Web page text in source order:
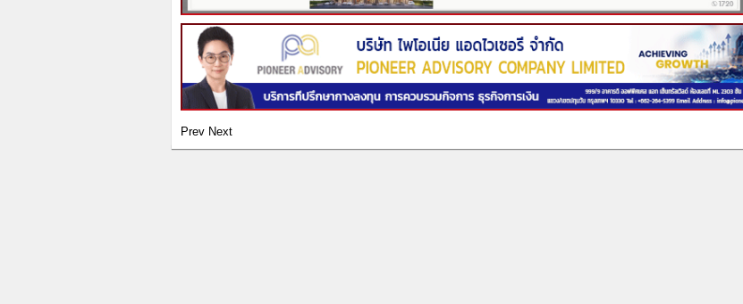
Prev Next